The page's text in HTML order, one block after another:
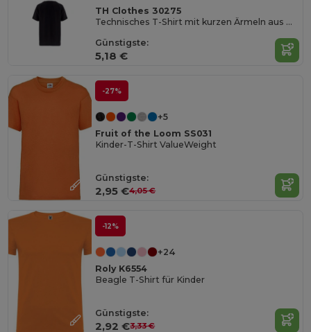
TH Clothes 30275
Technisches T-Shirt mit kurzen Ärmeln aus Polyester für Kinder
Günstigste:
5,18 €
-27%
+5
Fruit of the Loom SS031
Kinder-T-Shirt ValueWeight
Günstigste:
2,95 €4,05 €
-12%
+24
Roly K6554
Beagle T-Shirt für Kinder
Günstigste:
2,92 €3,33 €